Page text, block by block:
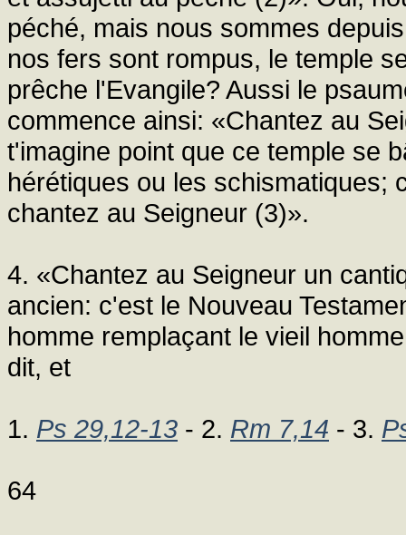
péché, mais nous sommes
nos fers sont rompus, le temple
prêche l'Evangile? Aussi le
commence ainsi: «Chantez au
t'imagine point que ce temple se
hérétiques ou les schismatiques;
chantez au Seigneur (3)».
4. «Chantez au Seigneur un
ancien: c'est le Nouveau
homme remplaçant le vieil
dit, et
1. Ps 29,12-13 - 2. Rm 7,14 - 3.
64